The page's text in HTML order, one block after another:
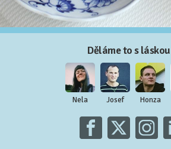
Děláme to s
Nela Josef Honza